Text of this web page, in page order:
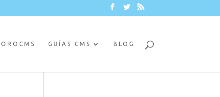
GUÍAS CMS BLOG